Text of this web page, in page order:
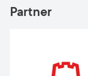
Partner